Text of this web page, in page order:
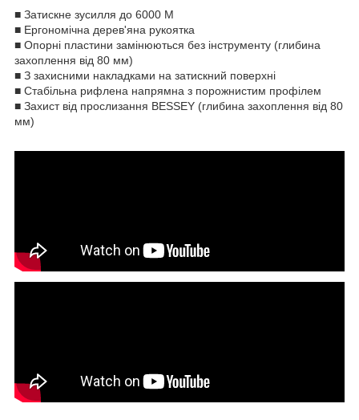
■ Затискне зусилля до 6000 М
■ Ергономічна дерев'яна рукоятка
■ Опорні пластини замінюються без інструменту (глибина
захоплення від 80 мм)
■ З захисними накладками на затискний поверхні
■ Стабільна рифлена напрямна з порожнистим профілем
■ Захист від прослизання BESSEY (глибина захоплення від 80
мм)